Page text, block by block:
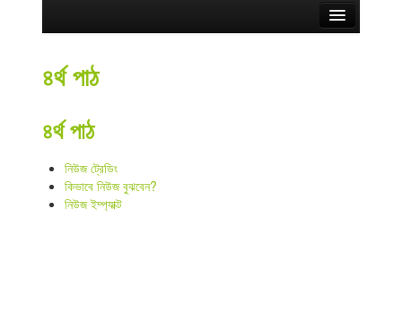
Forex School
Forex Education
Forex Rebate
৪র্থ পাঠ
৪র্থ পাঠ
নিউজ ট্রেডিং
কিভাবে নিউজ বুঝবেন?
নিউজ ইম্প্যাক্ট